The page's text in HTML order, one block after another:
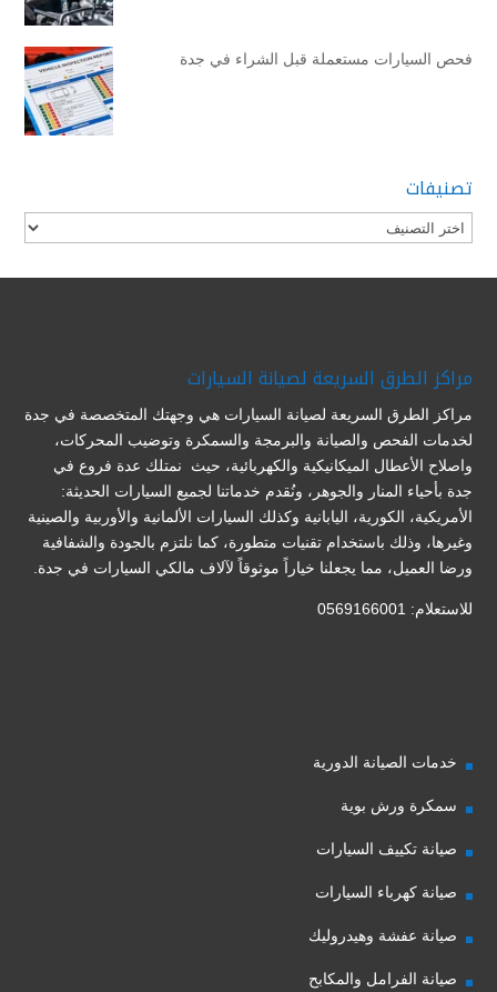
فحص السيارات مستعملة قبل الشراء في جدة
تصنيفات
تصنيفات
مراكز الطرق السريعة لصيانة السيارات
مراكز الطرق السريعة لصيانة السيارات هي وجهتك المتخصصة في جدة
لخدمات الفحص والصيانة والبرمجة والسمكرة وتوضيب المحركات،
واصلاح الأعطال الميكانيكية والكهربائية، حيث نمتلك عدة فروع في
جدة بأحياء المنار والجوهر، ونُقدم خدماتنا لجميع السيارات الحديثة:
الأمريكية، الكورية، اليابانية وكذلك السيارات الألمانية والأوربية والصينية
وغيرها، وذلك باستخدام تقنيات متطورة، كما نلتزم بالجودة والشفافية
ورضا العميل، مما يجعلنا خياراً موثوقاً لآلاف مالكي السيارات في جدة.
للاستعلام: 0569166001
خدمات الصيانة الدورية
سمكرة ورش بوية
صيانة تكييف السيارات
صيانة كهرباء السيارات
صيانة عفشة وهيدروليك
صيانة الفرامل والمكابح